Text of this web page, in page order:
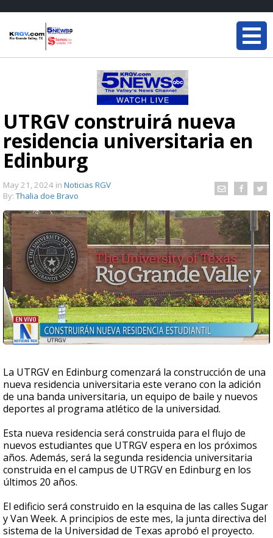
UTRGV construirá nueva
residencia universitaria en
Edinburg
May 21, 2024 in Noticias RGV
By: Thalia doe Bravo
La UTRGV en Edinburg comenzará la construcción de una
nueva residencia universitaria este verano con la adición
de una banda universitaria, un equipo de baile y nuevos
deportes al programa atlético de la universidad.
Esta nueva residencia será construida para el flujo de
nuevos estudiantes que UTRGV espera en los próximos
años. Además, será la segunda residencia universitaria
construida en el campus de UTRGV en Edinburg en los
últimos 20 años.
El edificio será construido en la esquina de las calles Sugar
y Van Week. A principios de este mes, la junta directiva del
sistema de la Universidad de Texas aprobó el proyecto.